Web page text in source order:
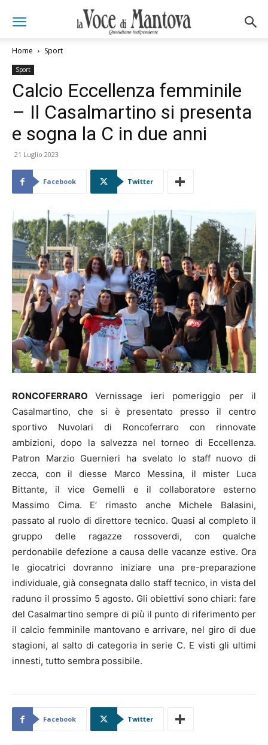
Home Sport
Sport
Calcio Eccellenza femminile
– Il Casalmartino si presenta
e sogna la C in due anni
21 Luglio 2023
Facebook Twitter
RONCOFERRAROVernissage ieri pomeriggio per il
Casalmartino, che si è presentato presso il centro
sportivo Nuvolari di Roncoferraro con rinnovate
ambizioni, dopo la salvezza nel torneo di Eccellenza.
Patron Marzio Guernieri ha svelato lo staff nuovo di
zecca, con il diesse Marco Messina, il mister Luca
Bittante, il vice Gemelli e il collaboratore esterno
Massimo Cima. E’ rimasto anche Michele Balasini,
passato al ruolo di direttore tecnico. Quasi al completo il
gruppo delle ragazze rossoverdi, con qualche
perdonabile defezione a causa delle vacanze estive. Ora
le giocatrici dovranno iniziare una pre-preparazione
individuale, già consegnata dallo staff tecnico, in vista del
raduno il prossimo 5 agosto. Gli obiettivi sono chiari: fare
del Casalmartino sempre di più il punto di riferimento per
il calcio femminile mantovano e arrivare, nel giro di due
stagioni, al salto di categoria in serie C. E visti gli ultimi
innesti, tutto sembra possibile.
Facebook Twitter